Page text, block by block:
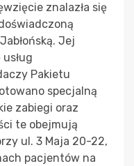
znalazła się
Jej
Pakietu
specjalną
zabiegi oraz
te obejmują
ul. 3 Maja 20-22,
pacjentów na